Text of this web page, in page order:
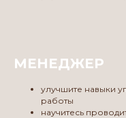
МЕНЕДЖЕР
улучшите навыки
работы
научитесь